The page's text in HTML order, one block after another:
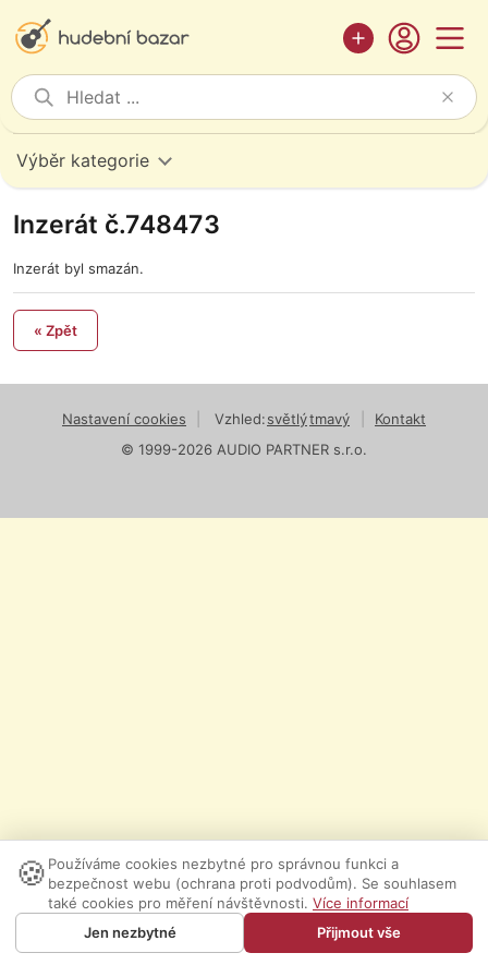
Výběr kategorie
Inzerát č.748473
Inzerát byl smazán.
« Zpět
Nastavení cookies Vzhled:světlýtmavý
Kontakt
© 1999-2026 AUDIO PARTNER s.r.o.
🍪 Používáme cookies nezbytné pro správnou funkci a
bezpečnost webu (ochrana proti podvodům). Se souhlasem
také cookies pro měření návštěvnosti. Více informací
Jen nezbytné
Přijmout vše